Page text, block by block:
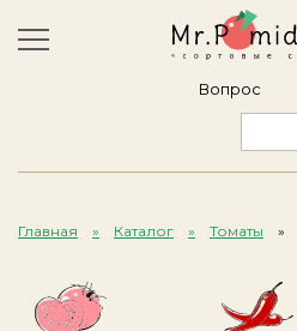
Вопрос
Главная Каталог Томаты